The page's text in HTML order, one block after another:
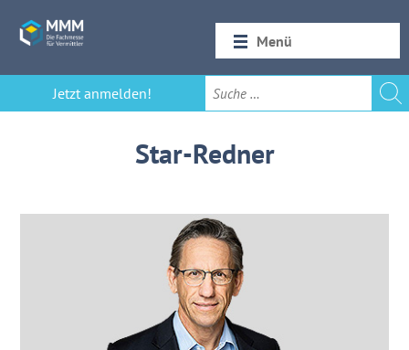
Menü
Startseite
Rückblick 2026
Jetzt anmelden!
Star-Redner